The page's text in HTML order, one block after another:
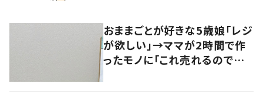
おままごとが好きな5歳娘「レジ
が欲しい」→ママが2時間で作
ったモノに「これ売れるので